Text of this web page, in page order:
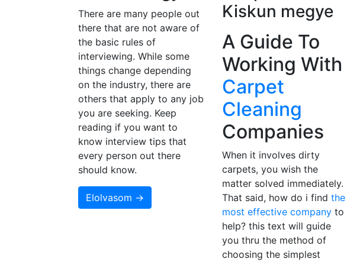
There are many people out
there that are not aware of
the basic rules of
interviewing. While some
things change depending
on the industry, there are
others that apply to any job
you are seeking. Keep
reading if you want to
know interview tips that
every person out there
should know.
Elolvasom →
Kiskun megye
A Guide To
Working With
Carpet
Cleaning
Companies
When it involves dirty
carpets, you wish the
matter solved immediately.
That said, how do i findthe
most effective company to
help? this text will guide
you thru the method of
choosing the simplest